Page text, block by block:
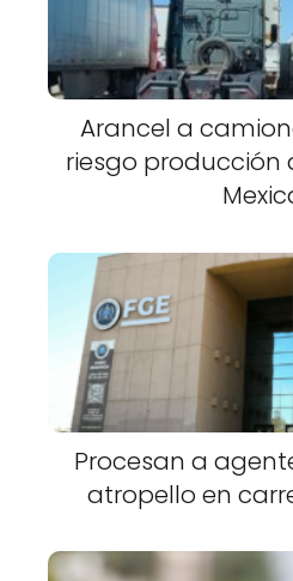
Arancel a
riesgo producción
Procesan a
atropello en